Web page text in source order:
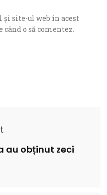
site-ul web în acest
o să comentez.
au obținut zeci